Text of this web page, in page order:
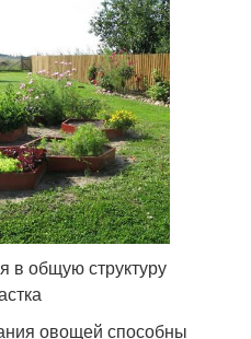
в общую структуру
овощей способны